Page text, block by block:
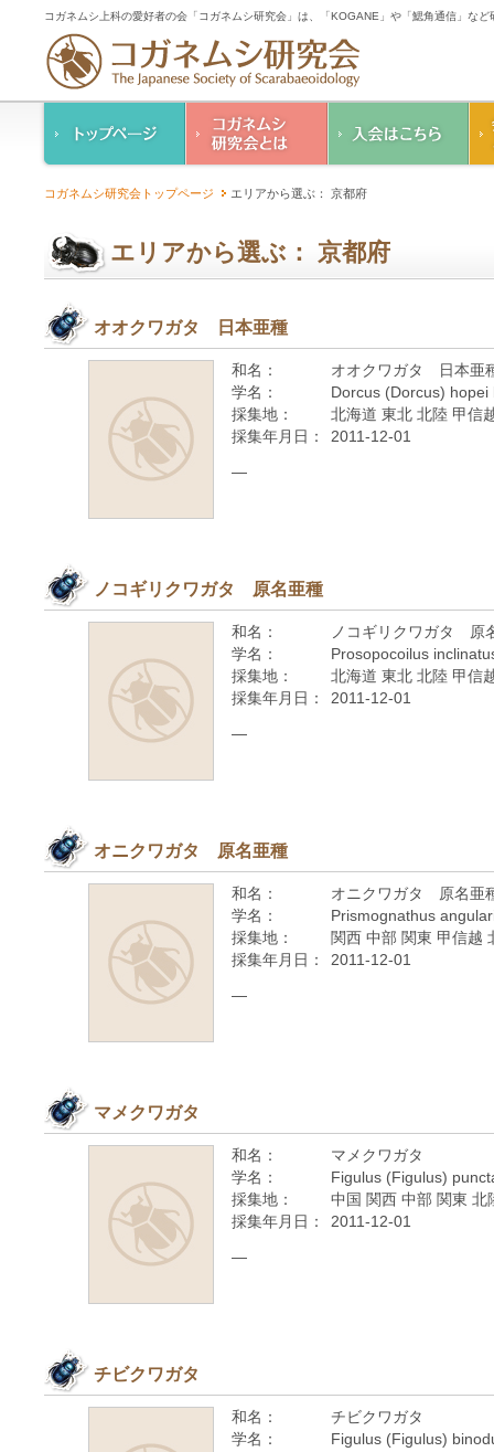
コガネムシ上科の愛好者の会「コガネムシ研究会」は、「KOGANE」や「鰓角通信」な
ご案内
幹事紹介
コガネムシ研究会トップページ エリアから選ぶ： 京都府
エリアから選ぶ： 京都府
オオクワガタ 日本亜種
和名：
オオクワガタ 日本亜
学名：
Dorcus (Dorcus)
採集地：
北海道 東北 北陸 甲信
採集年月日：
2011-12-01
—
ノコギリクワガタ 原名亜種
和名：
ノコギリクワガタ 原
学名：
Prosopocoilus
採集地：
北海道 東北 北陸 甲信
採集年月日：
2011-12-01
—
オニクワガタ 原名亜種
和名：
オニクワガタ 原名亜
学名：
Prismognathus
採集地：
関西 中部 関東 甲信越
採集年月日：
2011-12-01
—
マメクワガタ
和名：
マメクワガタ
学名：
Figulus (Figulus)
採集地：
中国 関西 中部 関東
採集年月日：
2011-12-01
—
チビクワガタ
和名：
チビクワガタ
学名：
Figulus (Figulus)